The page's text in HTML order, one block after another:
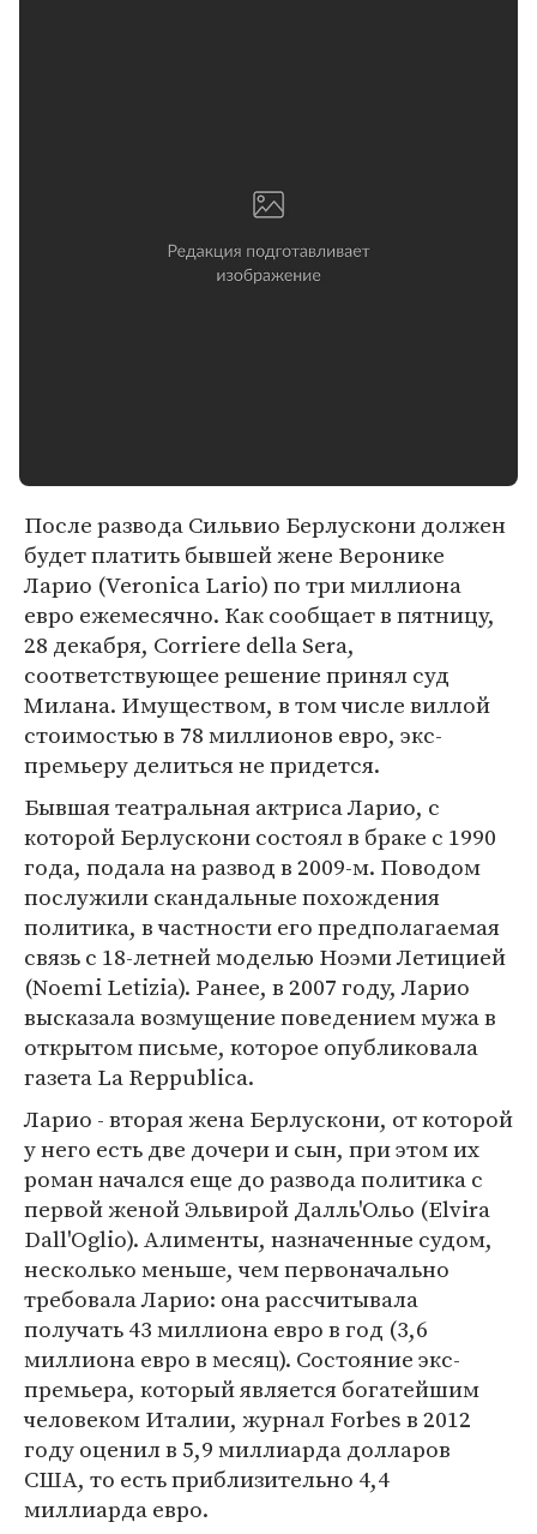
После развода Сильвио Берлускони должен
будет платить бывшей жене Веронике
Ларио (Veronica Lario) по три миллиона
евро ежемесячно. Как сообщает в пятницу,
28 декабря, Corriere della Sera,
соответствующее решение принял суд
Милана. Имуществом, в том числе виллой
стоимостью в 78 миллионов евро, экс-
премьеру делиться не придется.
Бывшая театральная актриса Ларио, с
которой Берлускони состоял в браке с 1990
года, подала на развод в 2009-м. Поводом
послужили скандальные похождения
политика, в частности его предполагаемая
связь с 18-летней моделью Ноэми Летицией
(Noemi Letizia). Ранее, в 2007 году, Ларио
высказала возмущение поведением мужа в
открытом письме, которое опубликовала
газета La Reppublica.
Ларио - вторая жена Берлускони, от которой
у него есть две дочери и сын, при этом их
роман начался еще до развода политика с
первой женой Эльвирой Далль'Ольо (Elvira
Dall'Oglio). Алименты, назначенные судом,
несколько меньше, чем первоначально
требовала Ларио: она рассчитывала
получать 43 миллиона евро в год (3,6
миллиона евро в месяц). Состояние экс-
премьера, который является богатейшим
человеком Италии, журнал Forbes в 2012
году оценил в 5,9 миллиарда долларов
США, то есть приблизительно 4,4
миллиарда евро.